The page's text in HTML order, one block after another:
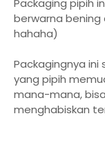
berwarna bening
hahaha)
Packagingnya
yang pipih
mana-mana,
menghabiskan